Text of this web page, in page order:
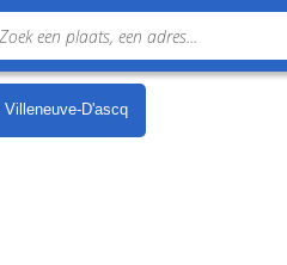
Villeneuve-D'ascq